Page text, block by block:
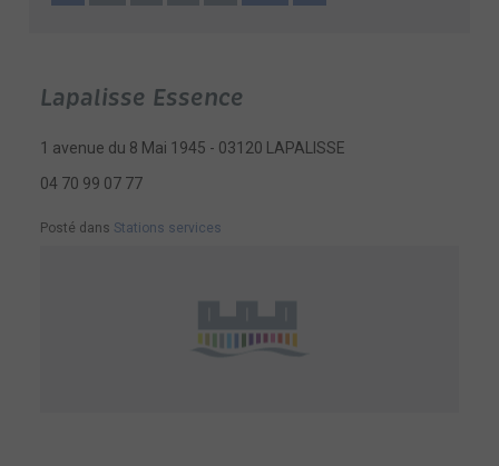
Lapalisse Essence
1 avenue du 8 Mai 1945 - 03120 LAPALISSE
04 70 99 07 77
Posté dans Stations services